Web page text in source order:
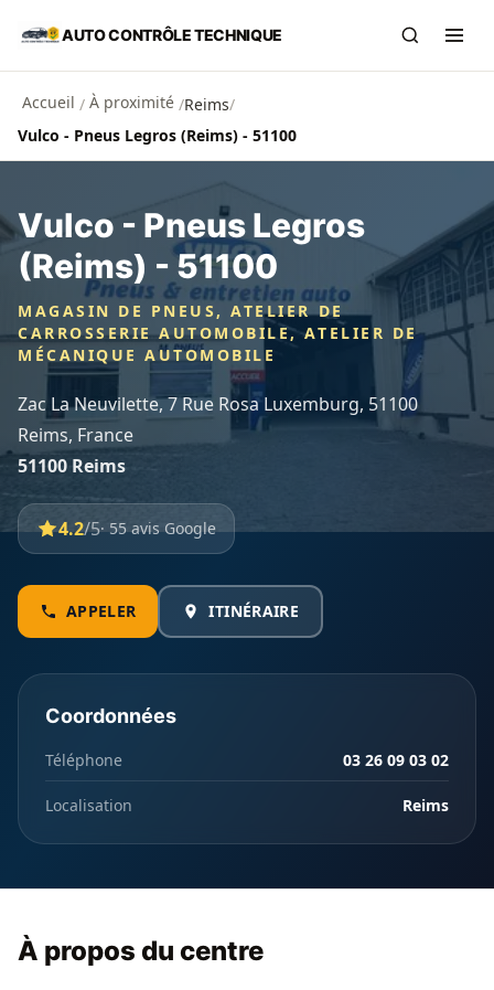
Aller au contenu principal
AUTO CONTRÔLE TECHNIQUE
Accueil / À proximité /Reims/
Vulco - Pneus Legros (Reims) - 51100
Vulco - Pneus Legros
(Reims) - 51100
MAGASIN DE PNEUS, ATELIER DE
CARROSSERIE AUTOMOBILE, ATELIER DE
MÉCANIQUE AUTOMOBILE
Zac La Neuvilette, 7 Rue Rosa Luxemburg, 51100
Reims, France
51100 Reims
4.2/5· 55 avis Google
APPELER ITINÉRAIRE
Coordonnées
Téléphone 03 26 09 03 02
Localisation Reims
À propos du centre